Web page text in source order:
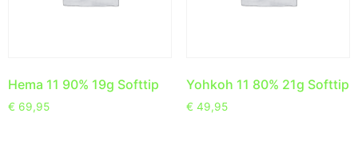
Hema 11 90% 19g Softtip
€ 69,95
Yohkoh 11 80% 21g Softtip
€ 49,95